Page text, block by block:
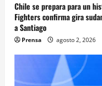
Chile se prepara para un
Fighters confirma gira
a Santiago
Prensa agosto 2, 2026